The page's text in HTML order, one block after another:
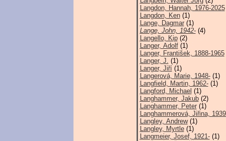
Langdon, Hannah, 1976-2025
Langdon, Ken(1)
Lange, Dagmar(1)
Lange, John, 1942-(4)
Langello, Kip(2)
Langer, Adolf(1)
Langer, František, 1888-1965
Langer, J. (1)
Langer, Jiří(1)
Langerová, Marie, 1948-(1)
Langfield, Martin, 1962-(1)
Langford, Michael (1)
Langhammer, Jakub(2)
Langhammer, Peter(1)
Langhammerová, Jiřina,
Langley, Andrew(1)
Langley, Myrtle(1)
Langmeier, Josef, 1921-(1)